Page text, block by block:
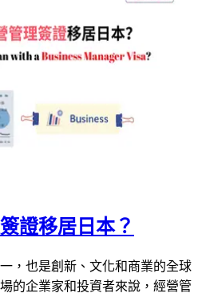
證移居日本？
，也是創新、文化和商業的全球
的企業家和投資者來說，經營管